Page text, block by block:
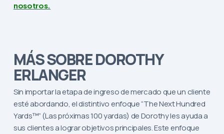
nosotros.
MÁS SOBRE DOROTHY
ERLANGER
Sin importar la etapa de ingreso de mercado que un cliente
esté abordando, el distintivo enfoque “The Next Hundred
Yards™” (Las próximas 100 yardas) de Dorothy les ayuda a
sus clientes a lograr objetivos principales. Este enfoque